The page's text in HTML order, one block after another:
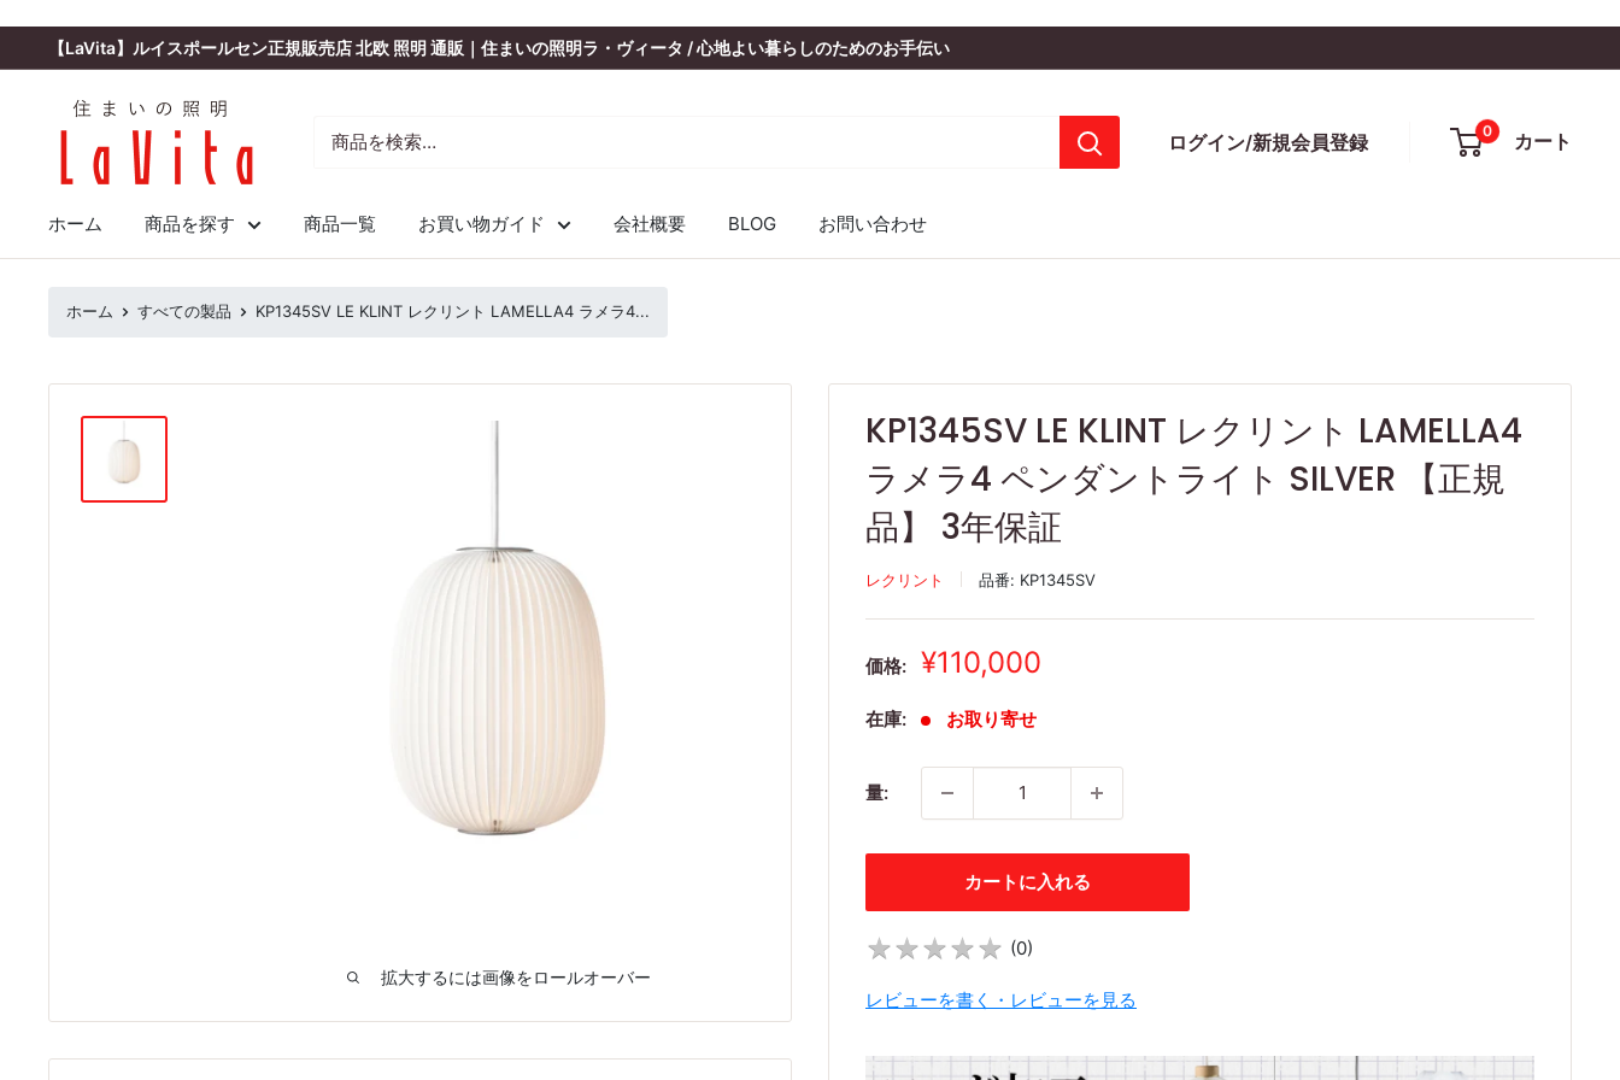
テ
【LaVita】ルイスポールセン正規販売店 北欧 照明 通販｜住まいの照明ラ・ヴィータ / 心地よい暮らしのためのお手伝い
ま
の
照
明
ラ・
ログイン/新規会員登録 0 カート
ホーム 商品を探す 商品一覧 お買い物ガイド 会社概要 BLOG お問い合わせ
ホーム すべての製品 KP1345SV LE KLINT レクリント LAMELLA4 ラメラ4...
拡大するには画像をロールオーバー
KP1345SV LE KLINT レクリント LAMELLA4
ラメラ4 ペンダントライト SILVER 【正規
品】 3年保証
レクリント 品番: KP1345SV
価格:
販
価
¥110,000
在庫: お取り寄せ
量:
カートに入れる
★★★★★
★★★★★ (0)
レビューを書く・レビューを見る